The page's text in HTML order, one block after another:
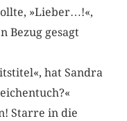
»Lieber…!«,
Bezug gesagt
hat Sandra
Starre in die